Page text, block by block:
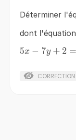
Déterminer
dont
5x-
5x − 7y + 2 =
CORRECTION